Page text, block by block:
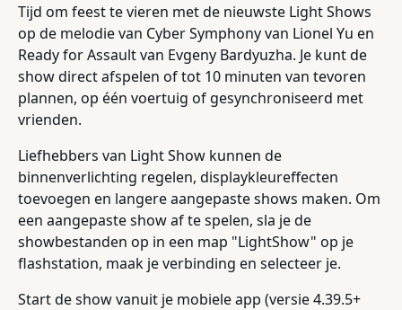
Tijd om feest te vieren met de nieuwste Light Shows
op de melodie van Cyber Symphony van Lionel Yu en
Ready for Assault van Evgeny Bardyuzha. Je kunt de
show direct afspelen of tot 10 minuten van tevoren
plannen, op één voertuig of gesynchroniseerd met
vrienden.
Liefhebbers van Light Show kunnen de
binnenverlichting regelen, displaykleureffecten
toevoegen en langere aangepaste shows maken. Om
een aangepaste show af te spelen, sla je de
showbestanden op in een map "LightShow" op je
flashstation, maak je verbinding en selecteer je.
Start de show vanuit je mobiele app (versie 4.39.5+